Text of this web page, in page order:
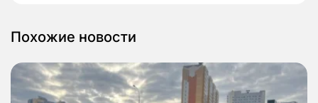
Похожие новости